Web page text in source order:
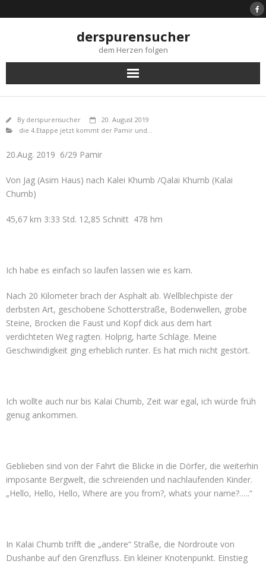
to
derspurensucher
dem Herzen folgen
By derspurensucher
20. August 2019
die 4.Etappe jetzt kommt der Pamir und...
20.Aug. 2019 6/29 Pamir
Von Jag (Asim Haus) nach Kalei Khumb /Qalai Khumb (Kalai
Chumb)
45,67 km 3:33 Std. 12,85 Schnitt 478 hm
Ich habe es einfach so laufen lassen wie es kam.
Nach 20 Kilometer brach der Asphalt ab. Wellblechpiste der
derbsten Art, geschobene Schotterstraße, Bodenwellen, grobe
Steine, Brocken die Faust und Kopf dick aus dem hart
verdichteten Weg ragten. Holprig, harte Schläge. Meine
Geschwindigkeit ging erheblich runter. Es hat mich nicht gestört.
Ich wollte auch nur bis Kalai Chumb, Zeit war egal, ich würde früh
genug ankommen.
Geblieben sind von der Fahrt die Blicke in die Dörfer, die weiterhin
imposante Bergwelt, die schreienden und nachlaufenden Kinder.
„Hello, Hello, Hello, Where are you from?, whats your name?…..“
In Kalai Chumb trifft die „andere“ Straße, die Nordroute von
Dushanbe auf den Grenzfluss. Ein kleiner Knotenpunkt. Einstieg